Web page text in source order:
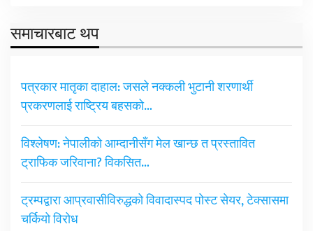
समाचारबाट थप
पत्रकार मातृका दाहाल: जसले नक्कली भुटानी शरणार्थी
प्रकरणलाई राष्ट्रिय बहसको…
विश्लेषण: नेपालीको आम्दानीसँग मेल खान्छ त प्रस्तावित
ट्राफिक जरिवाना? विकसित…
ट्रम्पद्वारा आप्रवासीविरुद्धको विवादास्पद पोस्ट सेयर, टेक्सासमा
चर्कियो विरोध